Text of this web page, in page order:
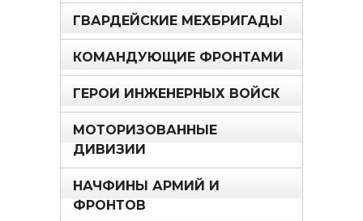
ГВАРДЕЙСКИЕ МЕХБРИГАДЫ
КОМАНДУЮЩИЕ ФРОНТАМИ
ГЕРОИ ИНЖЕНЕРНЫХ ВОЙСК
МОТОРИЗОВАННЫЕ
ДИВИЗИИ
НАЧФИНЫ АРМИЙ И
ФРОНТОВ